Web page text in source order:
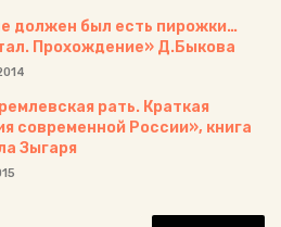
должен был есть пирожки…
Прохождение» Д.Быкова
рать. Краткая
современной России», книга
Зыгаря